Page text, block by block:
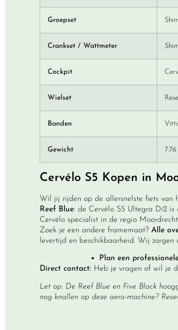
Groepset
Crankset / Wattmeter
Cockpit
Wielset
Banden
Gewicht
Cervélo S5 Kopen in
Wil jij rijden op de allersnelste fiets van
Reef Blue: de Cervélo S5 Ultegra Di2 is
Cervélo specialist in de regio
Zoek je een andere framemaat? Alle
levertijd en beschikbaarheid. Wij
Plan een
Direct contact: Heb je vragen of wil je
Let op: De Reef Blue en Five Black
nog knallen op deze aero-machine?